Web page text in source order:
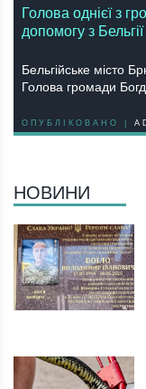
Голова однієї з
допомогу з
Бельгійське місто
Голова громади
ОПУБЛІКОВАНО |
НОВИНИ